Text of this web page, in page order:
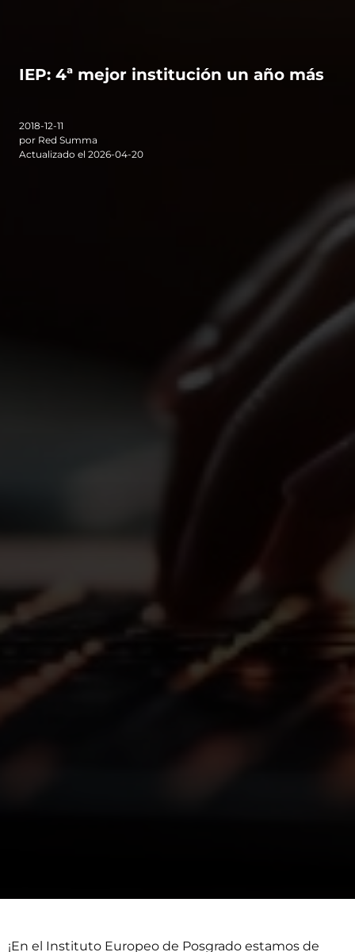
IEP: 4ª mejor institución un año más
2018-12-11
por Red Summa
Actualizado el 2026-04-20
¡En el Instituto Europeo de Posgrado estamos de